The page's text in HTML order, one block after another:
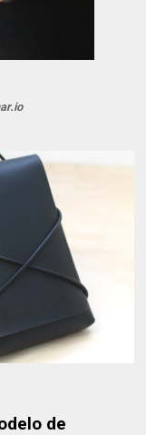
de